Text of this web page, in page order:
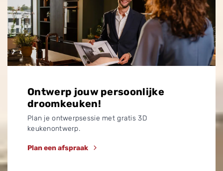
Ontwerp jouw persoonlijke
droomkeuken!
Plan je ontwerpsessie met gratis 3D
keukenontwerp.
Plan een afspraak